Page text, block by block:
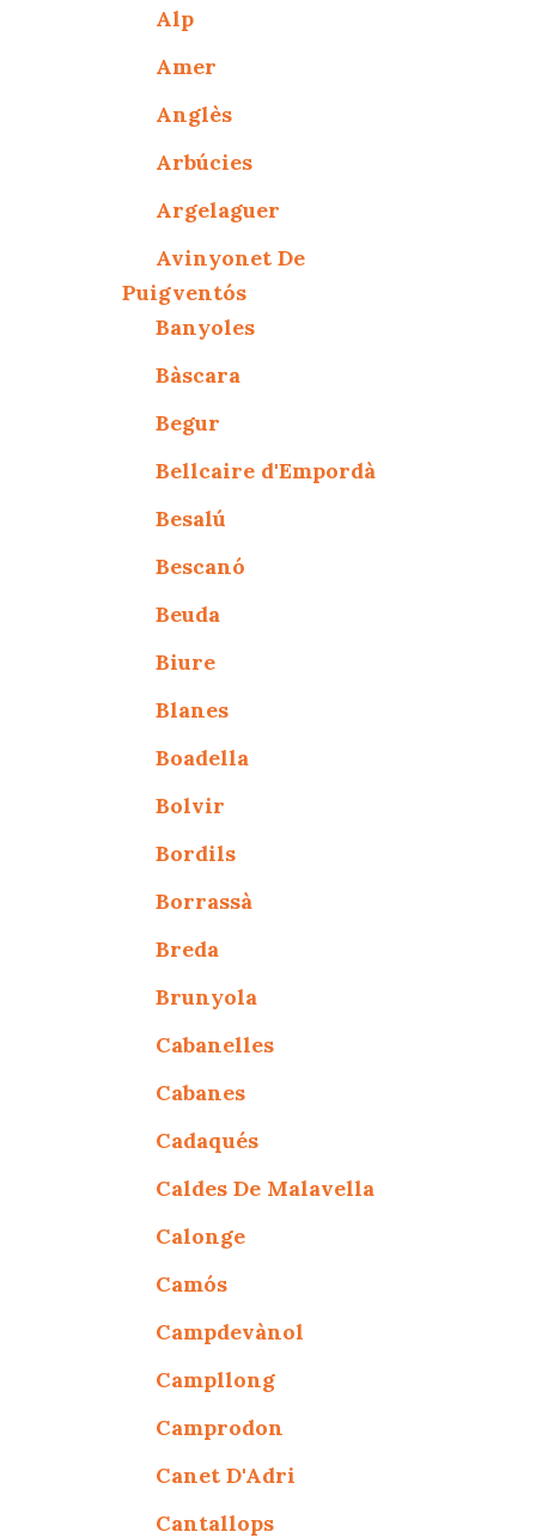
Alp
Amer
Anglès
Arbúcies
Argelaguer
Avinyonet De
Puigventós
Banyoles
Bàscara
Begur
Bellcaire d'Empordà
Besalú
Bescanó
Beuda
Biure
Blanes
Boadella
Bolvir
Bordils
Borrassà
Breda
Brunyola
Cabanelles
Cabanes
Cadaqués
Caldes De Malavella
Calonge
Camós
Campdevànol
Campllong
Camprodon
Canet D'Adri
Cantallops